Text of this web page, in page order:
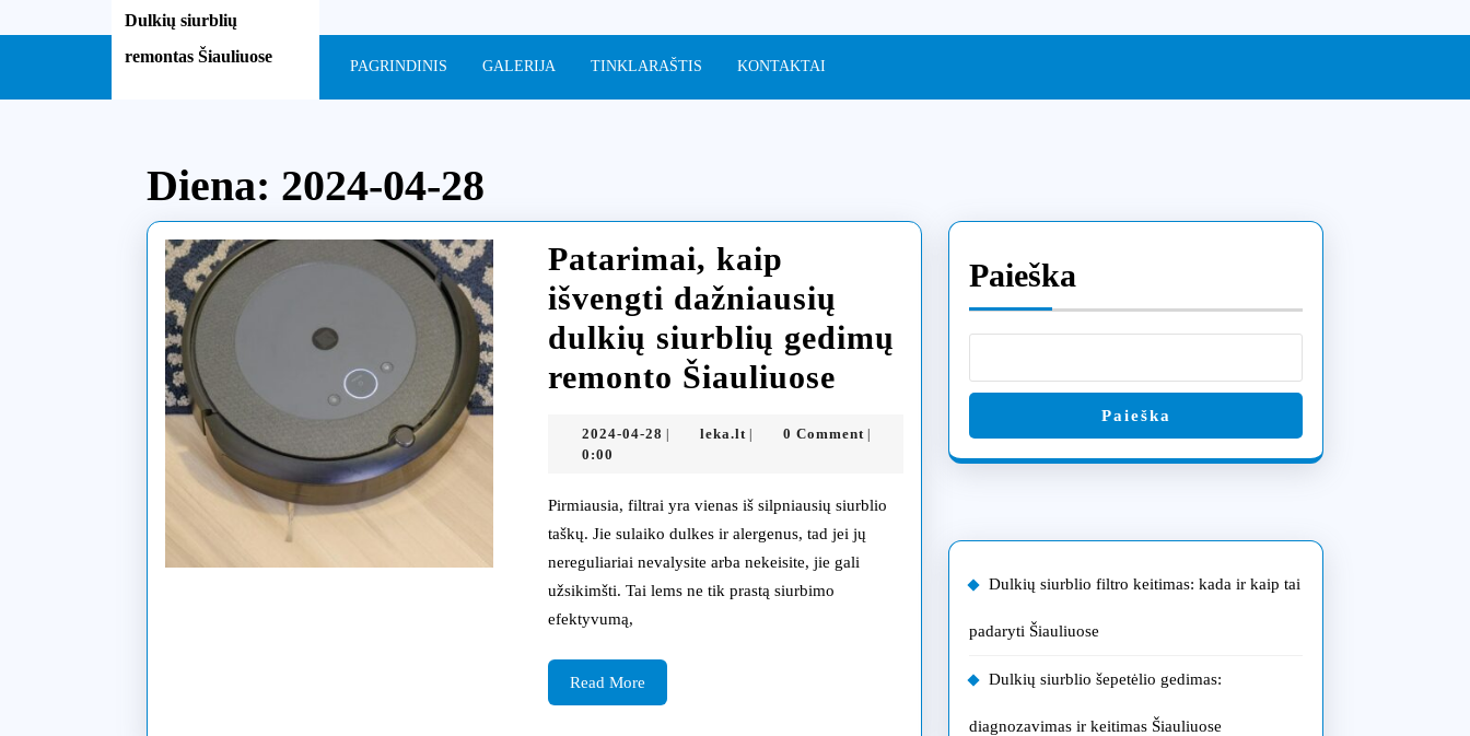
to
Dulkių siurblių
remontas Šiauliuose
PAGRINDINIS GALERIJA TINKLARAŠTIS KONTAKTAI
Diena: 2024-04-28
Patarimai, kaip
išvengti dažniausių
dulkių siurblių gedimų
remonto ŠiauliuosePatarimai,
išvengti
dažniausių
dulkių
siurblių
Šiauliuose
2024-04-28 2024-leka.ltleka.lt0 Comment
0:00
Pirmiausia, filtrai yra vienas iš silpniausių siurblio
taškų. Jie sulaiko dulkes ir alergenus, tad jei jų
nereguliariai nevalysite arba nekeisite, jie gali
užsikimšti. Tai lems ne tik prastą siurbimo
efektyvumą,
Read MoreRead
More
Paieška
Paieška
Dulkių siurblio filtro keitimas: kada ir kaip tai
padaryti Šiauliuose
Dulkių siurblio šepetėlio gedimas:
diagnozavimas ir keitimas Šiauliuose